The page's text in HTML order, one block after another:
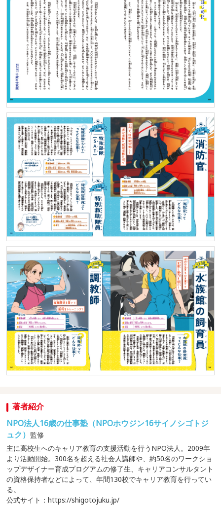
著者紹介
NPO法人16歳の仕事塾（NPOホウジン16サイノシゴトジ
ュク） 監修
主に高校生へのキャリア教育の支援活動を行うNPO法人。2009年
より活動開始。300名を超える社会人講師や、約50名のワークショ
ップデザイナー育成プログアムの修了生、キャリアコンサルタント
の資格保持者などによって、年間130校でキャリア教育を行ってい
る。
公式サイト：https://shigotojuku.jp/